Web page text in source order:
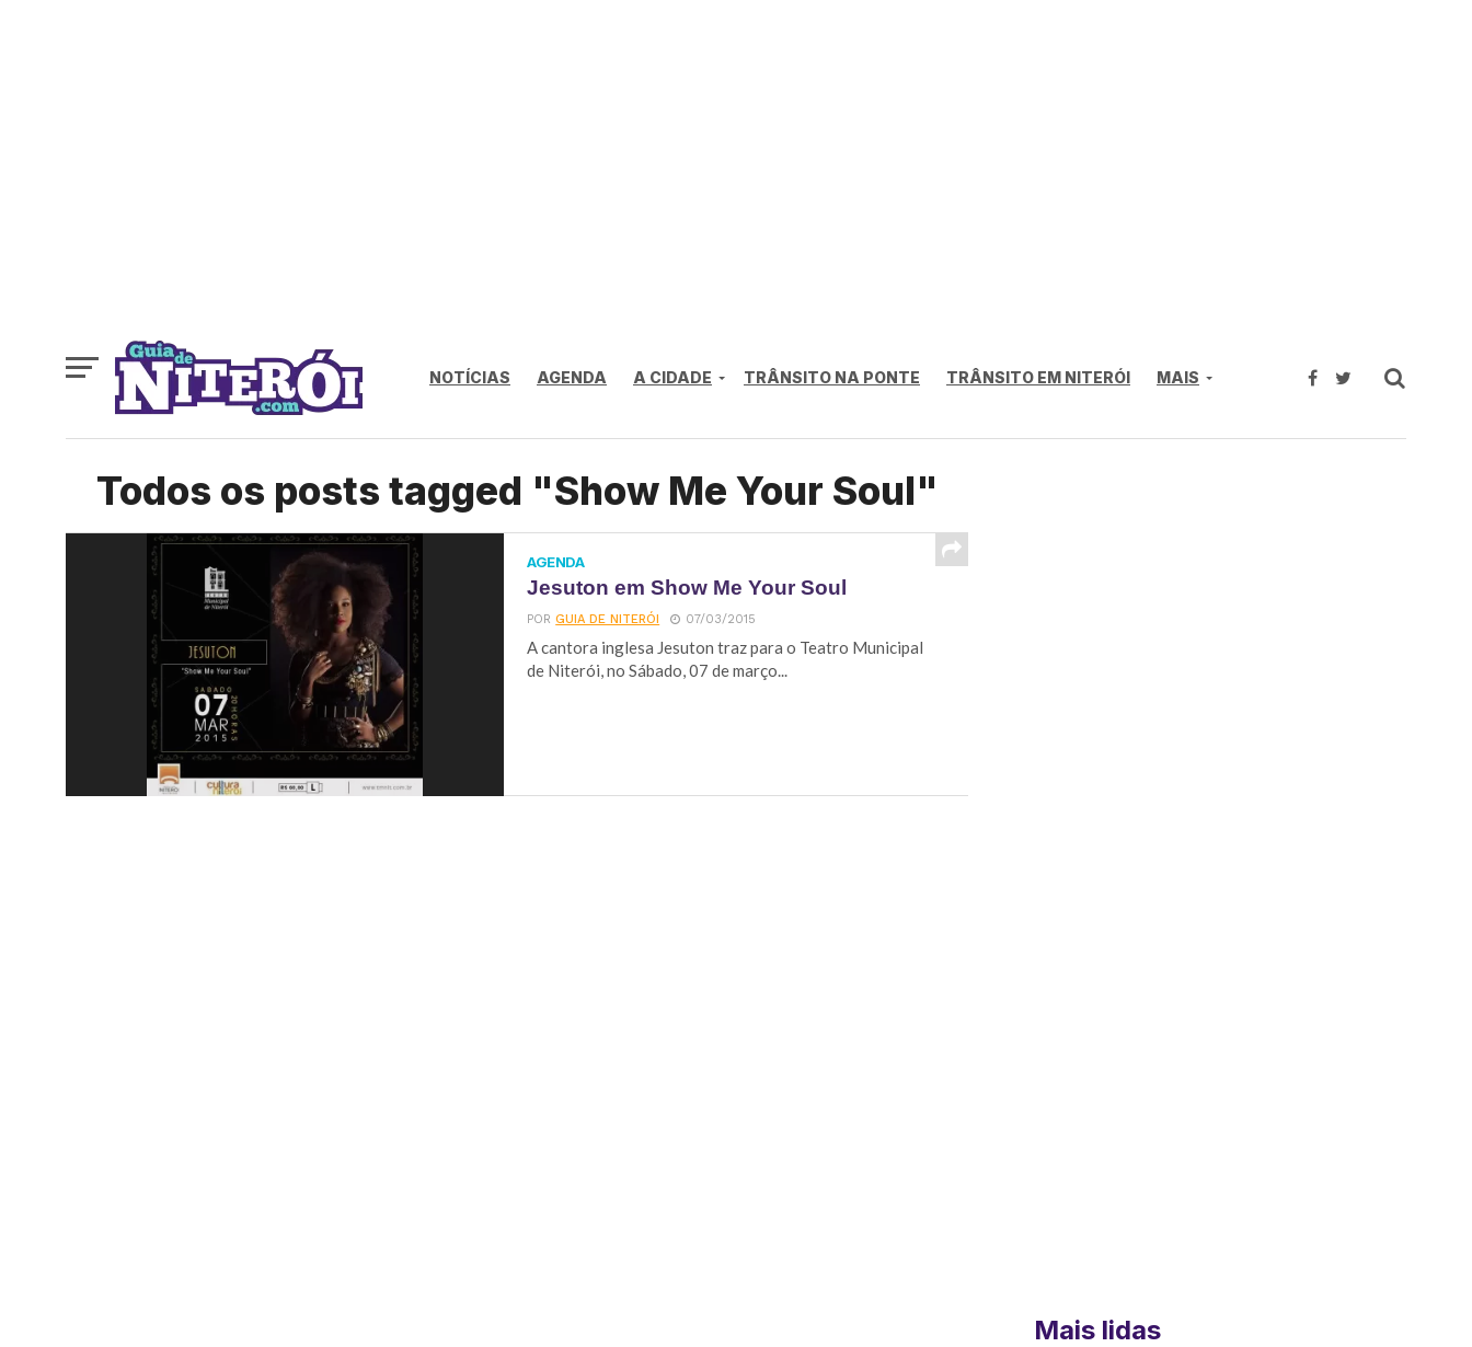
NOTÍCIAS AGENDA A CIDADE TRÂNSITO NA PONTE TRÂNSITO EM NITERÓI MAIS
Todos os posts tagged "Show Me Your Soul"
AGENDA
Jesuton em Show Me Your Soul
PORGUIA DE NITERÓI 07/03/2015
A cantora inglesa Jesuton traz para o Teatro Municipal
de Niterói, no Sábado, 07 de março...
Mais lidas